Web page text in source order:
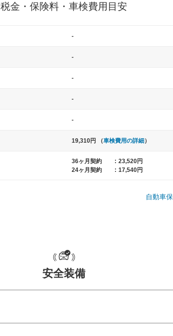
大型車
ハイエー
税金・保険料・車検費用目安
-
-
-
-
-
19,310円 （車検費用の詳細 ）
36ヶ月契約 : 23,520円
24ヶ月契約
: 17,540円
自動車
安全装備